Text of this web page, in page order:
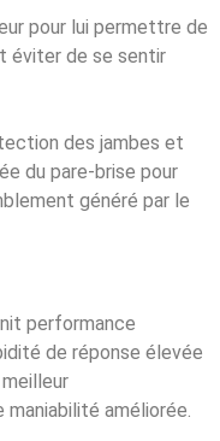
pour lui permettre de
éviter de se sentir
des jambes et
du pare-brise pour
généré par le
performance
de réponse élevée
améliorée.